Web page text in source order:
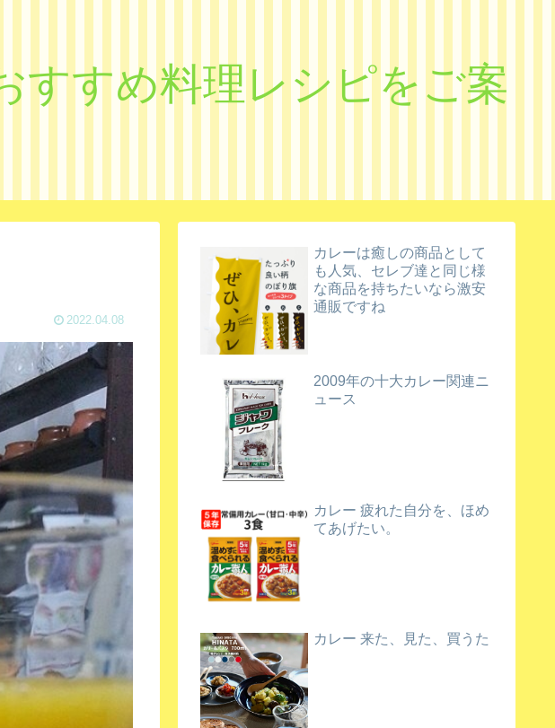
すすめ料理レシピをご案
2022.04.08
カレーは癒しの商品として
も人気、セレブ達と同じ様
な商品を持ちたいなら激安
通販ですね
2009年の十大カレー関連ニ
ュース
カレー 疲れた自分を、ほめ
てあげたい。
カレー 来た、見た、買うた